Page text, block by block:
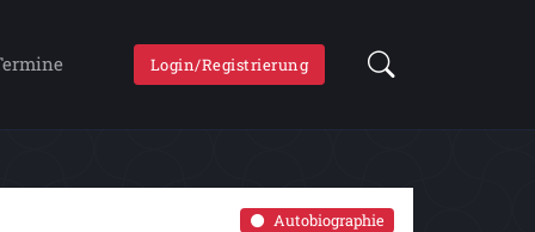
Login/Registrierung
Autobiographie